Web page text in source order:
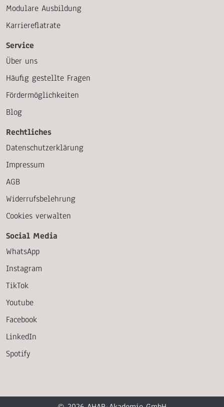
Modulare Ausbildung
Karriereflatrate
Service
Über uns
Häufig gestellte Fragen
Fördermöglichkeiten
Blog
Rechtliches
Datenschutzerklärung
Impressum
AGB
Widerrufsbelehrung
Cookies verwalten
Social Media
WhatsApp
Instagram
TikTok
Youtube
Facebook
LinkedIn
Spotify